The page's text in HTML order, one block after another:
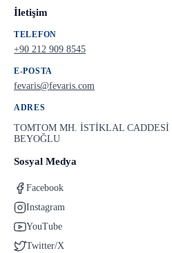
İletişim
TELEFON
+90 212 909 8545
E-POSTA
fevaris@fevaris.com
ADRES
TOMTOM MH. İSTİKLAL CADDESİ
BEYOĞLU
Sosyal Medya
Facebook
Instagram
YouTube
Twitter/X